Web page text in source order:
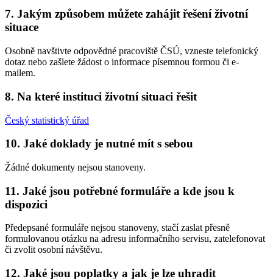
7. Jakým způsobem můžete zahájit řešení životní
situace
Osobně navštivte odpovědné pracoviště ČSÚ, vzneste telefonický
dotaz nebo zašlete žádost o informace písemnou formou či e-
mailem.
8. Na které instituci životní situaci řešit
Český statistický úřad
10. Jaké doklady je nutné mít s sebou
Žádné dokumenty nejsou stanoveny.
11. Jaké jsou potřebné formuláře a kde jsou k
dispozici
Předepsané formuláře nejsou stanoveny, stačí zaslat přesně
formulovanou otázku na adresu informačního servisu, zatelefonovat
či zvolit osobní návštěvu.
12. Jaké jsou poplatky a jak je lze uhradit